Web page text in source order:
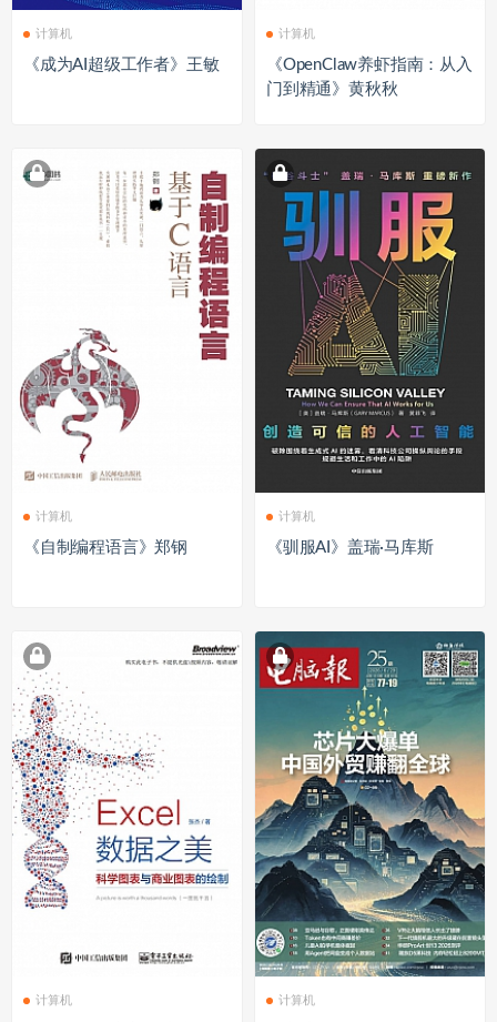
计算机
《成为AI超级工作者》王敏
计算机
《OpenClaw养虾指南：从入
门到精通》黄秋秋
计算机
《自制编程语言》郑钢
计算机
《驯服AI》盖瑞·马库斯
计算机 计算机